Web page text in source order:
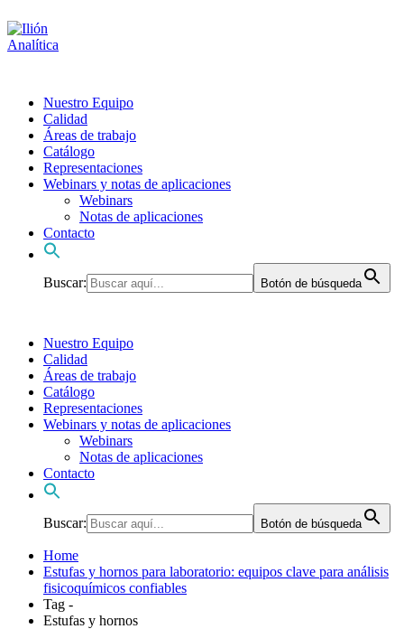
Nuestro Equipo
Calidad
Áreas de trabajo
Catálogo
Representaciones
Webinars y notas de aplicaciones
Webinars
Notas de aplicaciones
Contacto
Buscar: Botón de búsqueda
Nuestro Equipo
Calidad
Áreas de trabajo
Catálogo
Representaciones
Webinars y notas de aplicaciones
Webinars
Notas de aplicaciones
Contacto
Buscar: Botón de búsqueda
Home
Estufas y hornos para laboratorio: equipos clave para análisis
fisicoquímicos confiables
Tag -
Estufas y hornos